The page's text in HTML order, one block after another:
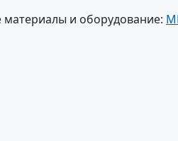
и оборудование: